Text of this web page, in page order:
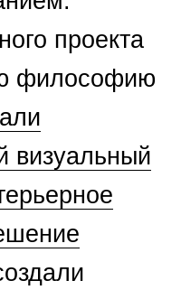
проекта
философию
визуальный